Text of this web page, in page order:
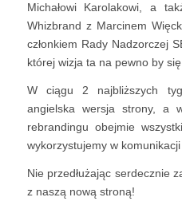
Michałowi Karolakowi, a
Whizbrand z Marcinem
członkiem Rady Nadzorczej
której wizja ta na pewno by się
W ciągu 2 najbliższych
angielska wersja strony, a
rebrandingu obejmie
wykorzystujemy w
Nie przedłużając serdecznie
z naszą nową stroną!